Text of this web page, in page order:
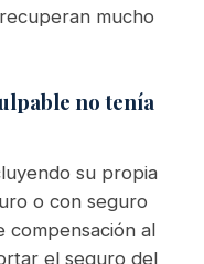
mucho
no tenía
su propia
o con seguro
compensación al
el seguro del